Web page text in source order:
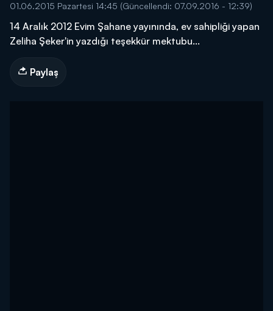
01.06.2015 Pazartesi 14:45 (Güncellendi: 07.09.2016 - 12:39)
14 Aralık 2012 Evim Şahane yayınında, ev sahipliği yapan
Zeliha Şeker'in yazdığı teşekkür mektubu...
Paylaş